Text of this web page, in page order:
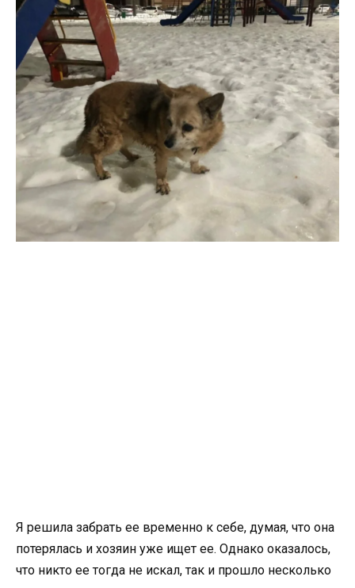
Я решила забрать ее временно к себе, думая, что она
потерялась и хозяин уже ищет ее. Однако оказалось,
что никто ее тогда не искал, так и прошло несколько